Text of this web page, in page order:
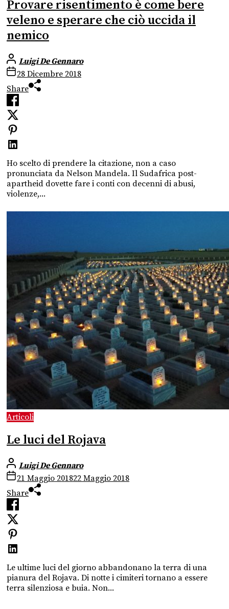
Provare risentimento è come bere
veleno e sperare che ciò uccida il
nemico
Luigi De Gennaro
28 Dicembre 2018
Share
Ho scelto di prendere la citazione, non a caso
pronunciata da Nelson Mandela. Il Sudafrica post-
apartheid dovette fare i conti con decenni di abusi,
violenze,...
Articoli
Le luci del Rojava
Luigi De Gennaro
21 Maggio 201822 Maggio 2018
Share
Le ultime luci del giorno abbandonano la terra di una
pianura del Rojava. Di notte i cimiteri tornano a essere
terra silenziosa e buia. Non...